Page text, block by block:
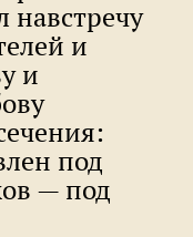
и
и
под
— под